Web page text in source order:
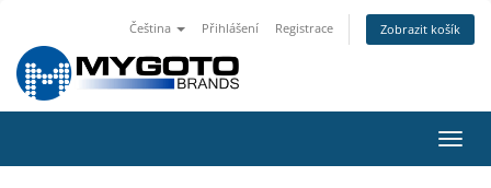
Čeština Přihlášení Registrace Zobrazit košík